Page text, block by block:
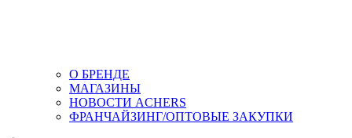
О БРЕНДЕ
МАГАЗИНЫ
НОВОСТИ ACHERS
ФРАНЧАЙЗИНГ/ОПТОВЫЕ ЗАКУПКИ